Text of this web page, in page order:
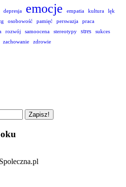
depresja emocje empatia kultura
lęk
osobowość pamięć perswazja
praca
rozwój samoocena stereotypy stres sukces
zachowanie zdrowie